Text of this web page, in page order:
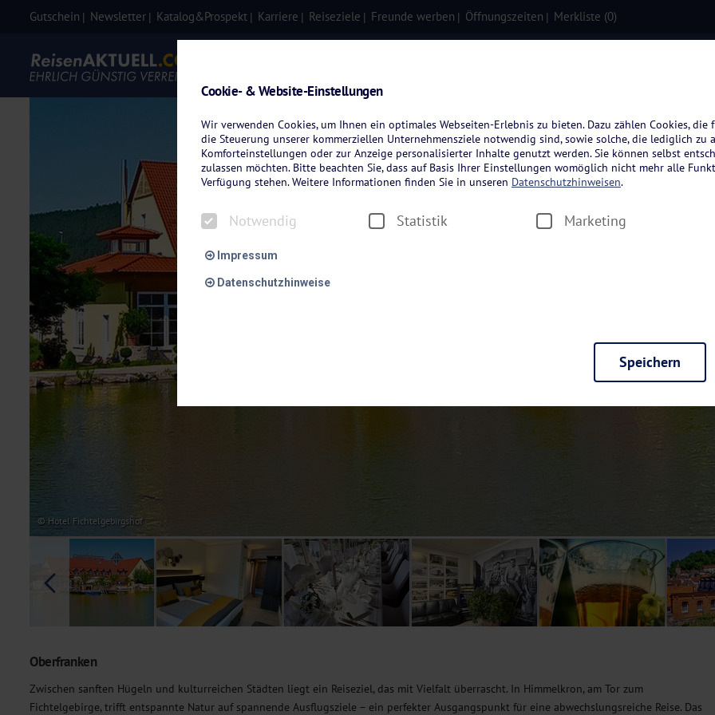
Gutschein Newsletter Katalog&Prospekt Karriere Reiseziele Freunde werben Öffnungszeiten Merkliste (0)
© Hotel Fichtelgebirgshof
Oberfranken
Zwischen sanften Hügeln und kulturreichen Städten liegt ein Reiseziel, das mit Vielfalt überrascht. In Himmelkron, am Tor zum
Fichtelgebirge, trifft entspannte Natur auf spannende Ausflugsziele – ein perfekter Ausgangspunkt für eine abwechslungsreiche Reise. Das
Cookie- & Website-Einstellungen
Wir verwenden Cookies, um Ihnen ein optimales Webseiten-Erlebnis zu bieten. Dazu zählen Cookies,
die Steuerung unserer kommerziellen Unternehmensziele notwendig sind, sowie solche, die lediglich zu
Komforteinstellungen oder zur Anzeige personalisierter Inhalte genutzt werden. Sie können selbst
zulassen möchten. Bitte beachten Sie, dass auf Basis Ihrer Einstellungen womöglich nicht mehr alle
Verfügung stehen. Weitere Informationen finden Sie in unseren Datenschutzhinweisen.
Notwendig Statistik Marketing
Impressum
Datenschutzhinweise
Diese Cookies sind für den Betrieb der Seite unbedingt notwendig und ermöglichen beispielsweise
möchten, um Ihnen unsere Dienste bei einem erneuten Besuch unserer Seite schneller zur Verfügung zu
Diese Cookies werden genutzt, um Ihnen personalisierte Inhalte, passend zu Ihren Interessen anzuzeigen.
Speichern